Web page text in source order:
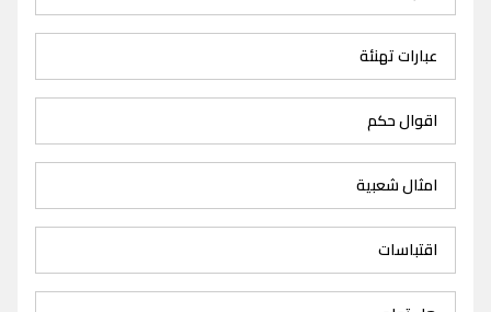
عبارات تهنئة
اقوال حكم
امثال شعبية
اقتباسات